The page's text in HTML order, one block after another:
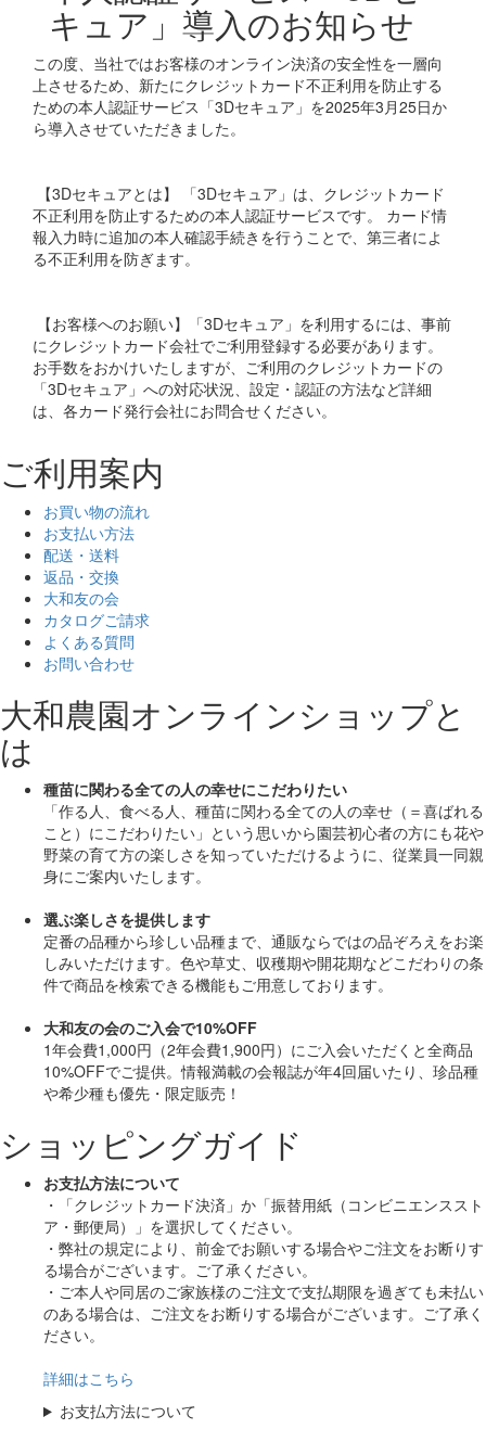
キュア」導入のお知らせ
この度、当社ではお客様のオンライン決済の安全性を一層向
上させるため、新たにクレジットカード不正利用を防止する
ための本人認証サービス「3Dセキュア」を2025年3月25日か
ら導入させていただきました。
【3Dセキュアとは】 「3Dセキュア」は、クレジットカード
不正利用を防止するための本人認証サービスです。 カード情
報入力時に追加の本人確認手続きを行うことで、第三者によ
る不正利用を防ぎます。
【お客様へのお願い】「3Dセキュア」を利用するには、事前
にクレジットカード会社でご利用登録する必要があります。
お手数をおかけいたしますが、ご利用のクレジットカードの
「3Dセキュア」への対応状況、設定・認証の方法など詳細
は、各カード発行会社にお問合せください。
ご利用案内
お買い物の流れ
お支払い方法
配送・送料
返品・交換
大和友の会
カタログご請求
よくある質問
お問い合わせ
大和農園オンラインショップと
は
種苗に関わる全ての人の幸せにこだわりたい
「作る人、食べる人、種苗に関わる全ての人の幸せ（＝喜ばれる
こと）にこだわりたい」 という思いから園芸初心者の方にも花や
野菜の育て方の楽しさを知っていただけるように、従業員一同親
身にご案内いたします。
選ぶ楽しさを提供します
定番の品種から珍しい品種まで、通販ならではの品ぞろえをお楽
しみいただけます。色や草丈、収穫期や開花期などこだわりの条
件で商品を検索できる機能もご用意しております。
大和友の会のご入会で10%OFF
1年会費1,000円（2年会費1,900円）にご入会いただくと全商品
10%OFFでご提供。情報満載の会報誌が年4回届いたり、珍品種
や希少種も優先・限定販売！
ショッピングガイド
お支払方法について
・「クレジットカード決済」か「振替用紙（コンビニエンススト
ア・郵便局）」を選択してください。
・弊社の規定により、前金でお願いする場合やご注文をお断りす
る場合がございます。ご了承ください。
・ご本人や同居のご家族様のご注文で支払期限を過ぎても未払い
のある場合は、ご注文をお断りする場合がございます。ご了承く
ださい。
詳細はこちら
お支払方法について